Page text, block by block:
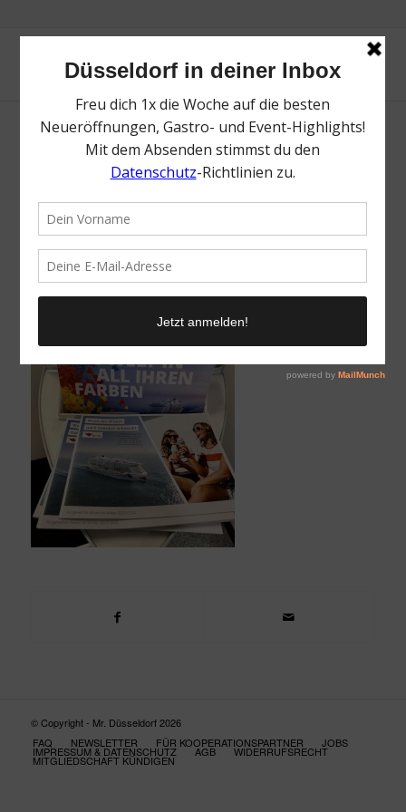
Dein Reisemarkt am Flughafen Düsseldorf |
© Copyright - Mr. Düsseldorf 2026
FAQ
NEWSLETTER FÜR KOOPERATIONSPARTNER JOBS
IMPRESSUM & DATENSCHUTZ AGB WIDERRUFSRECHT
MITGLIEDSCHAFT KÜNDIGEN